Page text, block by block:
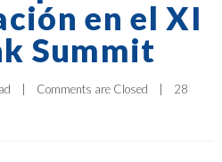
en el XI
Summit
| Comments are Closed |
28